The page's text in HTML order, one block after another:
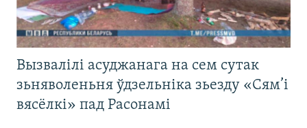
Вызвалілі асуджанага на сем сутак
зьняволеньня ўдзельніка зьезду «Сям’і
вясёлкі» пад Расонамі